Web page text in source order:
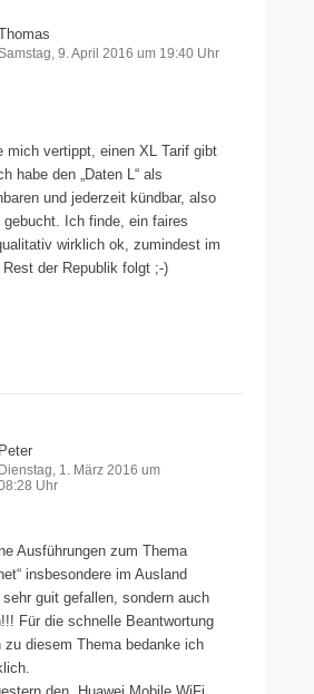
9. April 2016 um 19:40 Uhr
mich vertippt, einen XL Tarif gibt
habe den „Daten L“ als
und jederzeit kündbar, also
Ich finde, ein faires
wirklich ok, zumindest im
der Republik folgt ;-)
Peter
Dienstag, 1. März 2016 um
Uhr
Ausführungen zum Thema
insbesondere im Ausland
guit gefallen, sondern auch
Für die schnelle Beantwortung
zu diesem Thema bedanke ich